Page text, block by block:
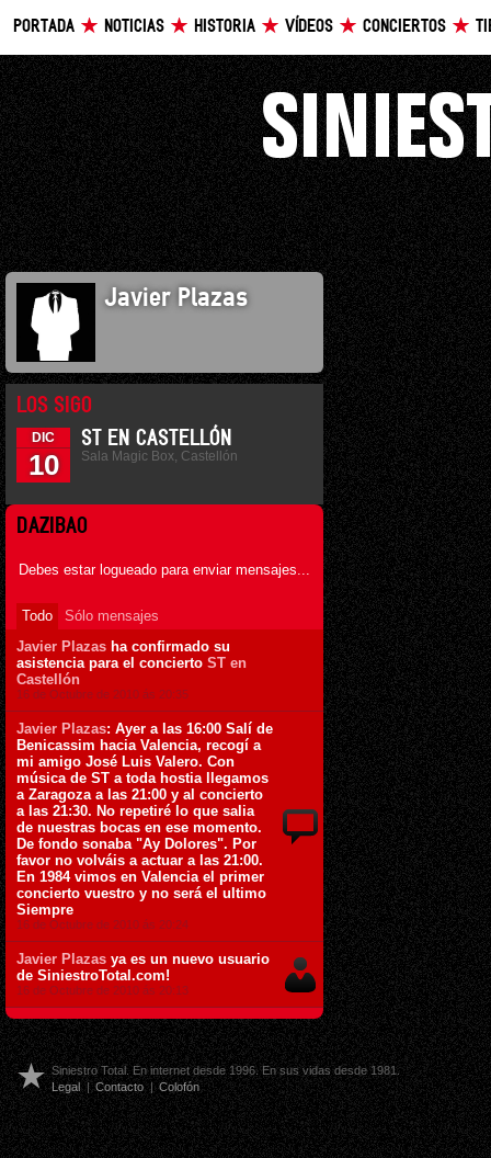
PORTADA NOTICIAS HISTORIA VÍDEOS CONCIERTOS
Javier Plazas
LOS SIGO
DIC
10
ST EN CASTELLÓN
Sala Magic Box, Castellón
DAZIBAO
Debes estar logueado para enviar mensajes...
Todo
Sólo mensajes
Javier Plazas ha confirmado su
asistencia para el concierto ST en
Castellón
16 de Octubre de 2010 ás 20:35
Javier Plazas: Ayer a las 16:00 Salí de
Benicassim hacia Valencia, recogí a
mi amigo José Luis Valero. Con
música de ST a toda hostia llegamos
a Zaragoza a las 21:00 y al concierto
a las 21:30. No repetiré lo que salia
de nuestras bocas en ese momento.
De fondo sonaba "Ay Dolores". Por
favor no volváis a actuar a las 21:00.
En 1984 vimos en Valencia el primer
concierto vuestro y no será el ultimo
Siempre
16 de Octubre de 2010 ás 20:24
Javier Plazas ya es un nuevo usuario
de SiniestroTotal.com!
16 de Octubre de 2010 ás 20:13
Siniestro Total. En internet desde 1996. En sus vidas desde 1981.
Legal | Contacto | Colofón